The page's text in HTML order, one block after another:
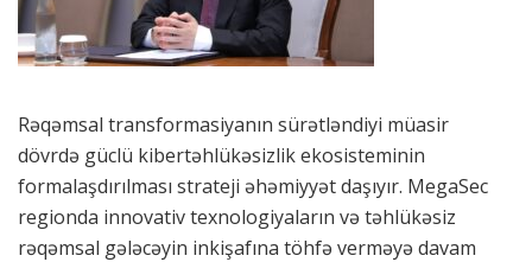
Rəqəmsal transformasiyanın sürətləndiyi müasir
dövrdə güclü kibertəhlükəsizlik ekosisteminin
formalaşdırılması strateji əhəmiyyət daşıyır. MegaSec
regionda innovativ texnologiyaların və təhlükəsiz
rəqəmsal gələcəyin inkişafına töhfə verməyə davam